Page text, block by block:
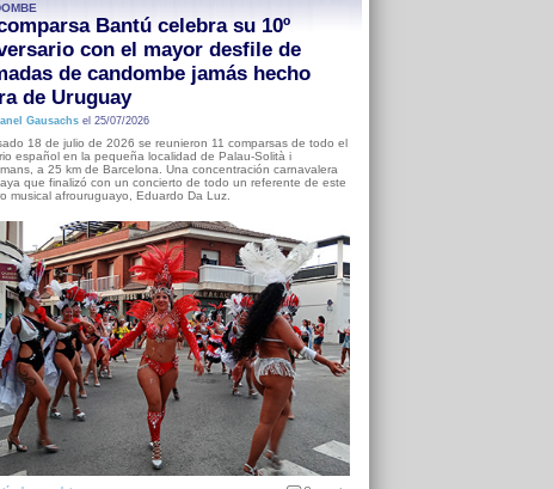
Bantú celebra su 10º
con el mayor desfile de
de candombe jamás hecho
de Uruguay
Gausachsel 25/07/2026
18 de julio de 2026 se reunieron 11 comparsas de todo el
español en la pequeña localidad de Palau-Solità i
a 25 km de Barcelona. Una concentración carnavalera
que finalizó con un concierto de todo un referente de este
musical afrouruguayo, Eduardo Da Luz.